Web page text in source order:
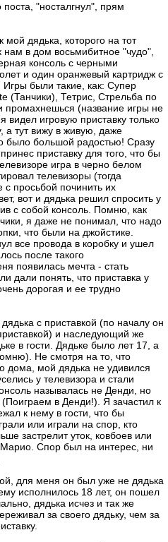
"носталгнул", прям
дядька, которого на тот
в дом восьмибитное "чудо",
консоль с черными
и один оранжевый картридж с
были такие, как: Супер
(Танчики), Тетрис, Стрельба по
промахнешься (название игры не
игровую приставку только
а тут вижу в живую, даже
было большой радостью! Сразу
приставку для того, что бы
игра в черно белом
телевизоры (тогда
просьбой починить их
вот и дядька решил спросить у
с собой консоль. Помню, как
я даже не понимал, что надо
что были на джойстике.
все провода в коробку и ушел
после такого
появилась мечта - стать
дали понять, что приставка у
дорогая и ее трудно
с приставкой (по началу он
и наследующий же
в гости. Дядьке было лет 17, а
Не смотря на то, что
дома, мой дядька не удивился
у телевизора и стали
называлась не Денди, но
в Денди!). Я зачастил к
к нему в гости, что бы
или играли на спор, кто
застрелит уток, ковбоев или
Спор был на интерес, ни
для меня он был уже не дядька
исполнилось 18 лет, он пошел
дядька исчез и так же
за своего дядьку, чем за